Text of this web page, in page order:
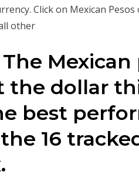
Click on Mexican
other
The
the dollar
best
16